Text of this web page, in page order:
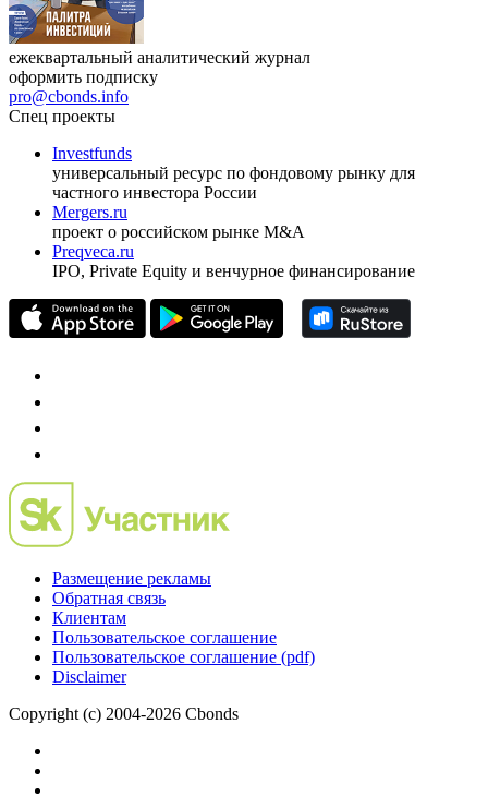
ежеквартальный аналитический журнал
оформить подписку
pro@cbonds.info
Спец проекты
Investfunds
универсальный ресурс по фондовому рынку для
частного инвестора России
Mergers.ru
проект о российском рынке M&A
Preqveca.ru
IPO, Private Equity и венчурное финансирование
Размещение рекламы
Обратная связь
Клиентам
Пользовательское соглашение
Пользовательское соглашение (pdf)
Disclaimer
Copyright (c) 2004-2026 Cbonds